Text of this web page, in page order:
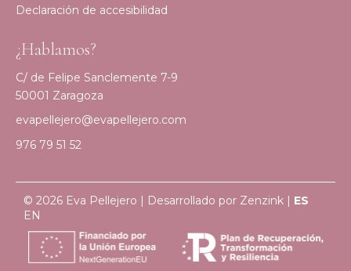
Declaración de accesibilidad
¿Hablamos?
C/ de Felipe Sanclemente 7-9
50001 Zaragoza
evapellejero@evapellejero.com
976 79 51 52
© 2026 Eva Pellejero | Desarrollado por Zenzink | ES
EN